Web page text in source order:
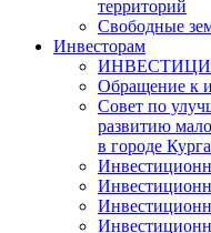
территорий
Свободные
Инвесторам
Обращение к
Совет по
развитию
в городе